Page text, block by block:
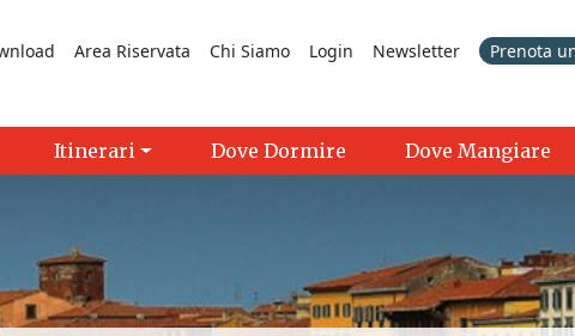
Area Riservata Chi Siamo Login Newsletter Prenota
Itinerari Dove Dormire Dove Mangiare